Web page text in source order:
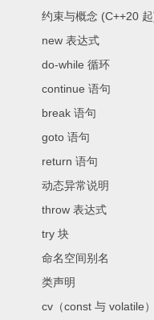
约束与概念 (C++20
new 表达式
do-while 循环
continue 语句
break 语句
goto 语句
return 语句
动态异常说明
throw 表达式
try 块
命名空间别名
类声明
cv（const 与 volatile